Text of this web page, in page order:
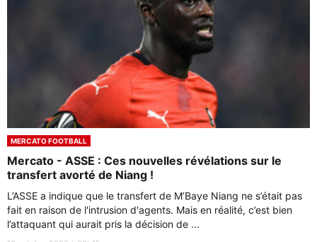
MERCATO FOOTBALL
Mercato - ASSE : Ces nouvelles révélations sur le
transfert avorté de Niang !
L’ASSE a indique que le transfert de M’Baye Niang ne s’était pas
fait en raison de l'intrusion d'agents. Mais en réalité, c’est bien
l’attaquant qui aurait pris la décision de ...